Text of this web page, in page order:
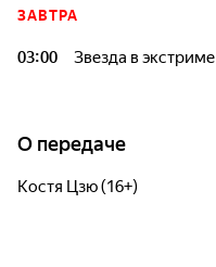
ЗАВТРА
03:00 Звезда в экстриме
О передаче
Костя Цзю (16+)